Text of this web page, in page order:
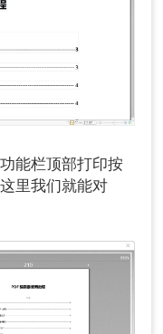
能栏顶部打印按
里我们就能对